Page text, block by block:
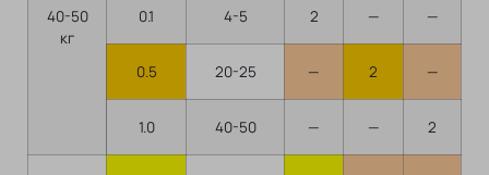
40-50
кг
0.1 4-5 2 — —
0.5 20-25 — 2 —
1.0 40-50 — — 2